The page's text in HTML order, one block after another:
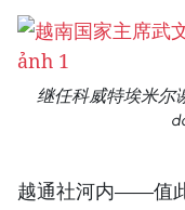
继任科威特埃米尔
越通社河内——值此